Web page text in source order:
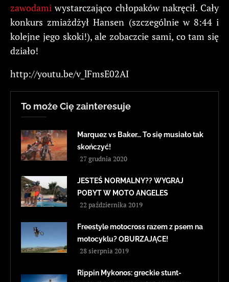
zawodami wystarczająco chłopaków nakręcił. Cały
konkurs zmiażdżył Hansen (szczególnie w 8:44 i
kolejne jego skoki!), ale zobaczcie sami, co tam się
działo!
http://youtu.be/v_lFmsE02AI
To może Cię zainteresuje
Marquez vs Baker… To się musiało tak
skończyć!
27 grudnia 2020
JESTEŚ NORMALNY?? WYGRAJ
POBYT W MOTO ANGELES
22 października 2019
Freestyle motocross razem z psem na
motocyklu? OBURZAJĄCE!
28 sierpnia 2019
Rippin Mykonos: greckie stunt-